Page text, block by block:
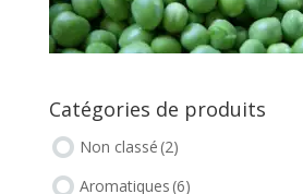
Catégories de produits
Non classé (2)
Aromatiques (6)